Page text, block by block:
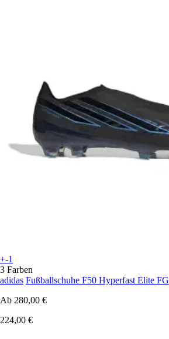
+-1
3 Farben
adidas Fußballschuhe F50 Hyperfast Elite FG
Ab 280,00 €
224,00 €